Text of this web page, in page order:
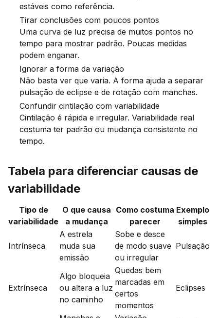
estáveis como referência.
Tirar conclusões com poucos pontos
Uma curva de luz precisa de muitos pontos no
tempo para mostrar padrão. Poucas medidas
podem enganar.
Ignorar a forma da variação
Não basta ver que varia. A forma ajuda a separar
pulsação de eclipse e de rotação com manchas.
Confundir cintilação com variabilidade
Cintilação é rápida e irregular. Variabilidade real
costuma ter padrão ou mudança consistente no
tempo.
Tabela para diferenciar causas de
variabilidade
Tipo de
variabilidade
O que causa
a mudança
Como costuma
parecer
Exemplo
simples
Intrínseca
A estrela
muda sua
emissão
Sobe e desce
de modo suave
ou irregular
Pulsação
Extrínseca
Algo bloqueia
ou altera a luz
no caminho
Quedas bem
marcadas em
certos
momentos
Eclipses